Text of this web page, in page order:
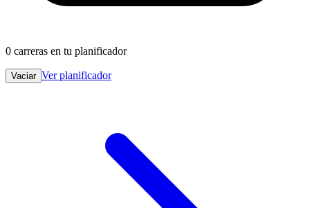
0 carreras en tu planificador
Vaciar Ver planificador